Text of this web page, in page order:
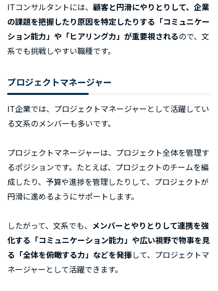
ITコンサルタントには、 顧客と円滑にやりとりして、企業
の課題を把握したり原因を特定したりする「コミュニケー
ション能力」や「ヒアリング力」が重要視されるので、文
系でも挑戦しやすい職種です。
プロジェクトマネージャー
IT企業では、プロジェクトマネージャーとして活躍してい
る文系のメンバーも多いです。
プロジェクトマネージャーは、プロジェクト全体を管理す
るポジションです。たとえば、プロジェクトのチームを編
成したり、予算や進捗を管理したりして、プロジェクトが
円滑に進めるようにサポートします。
したがって、文系でも、 メンバーとやりとりして連携を強
化する「コミュニケーション能力」や広い視野で物事を見
る「全体を俯瞰する力」などを発揮して、プロジェクトマ
ネージャーとして活躍できます。